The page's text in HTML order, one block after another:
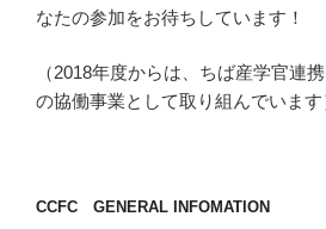
なたの参加をお待ちしています！
（2018年度からは、ちば産学官連
の協働事業として取り組んでいます
CCFC GENERAL INFOMATION